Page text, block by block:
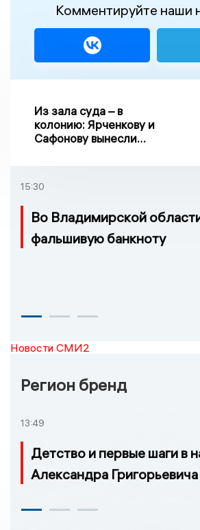
Комментируйте наши
Из зала суда – в
колонию: Ярченкову и
Сафонову вынесли
15:30
Во Владимирской
фальшивую банкноту
Новости СМИ2
Регион бренд
13:49
Детство и первые шаги в
Александра